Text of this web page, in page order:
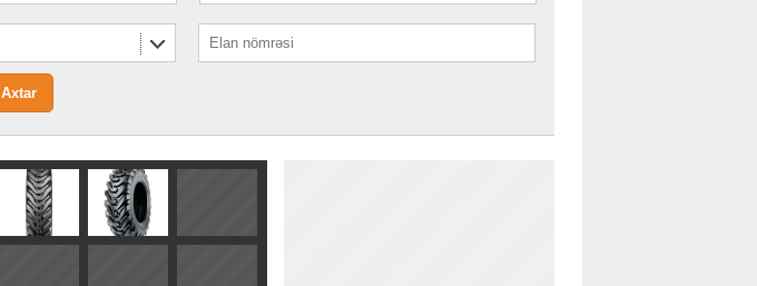
Axtar